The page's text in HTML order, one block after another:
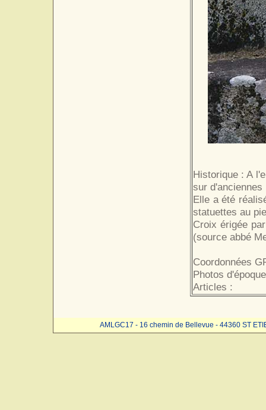
Historique : A
sur
Elle a été
statuettes au
Croix érigée
(source abbé
Coordonnées
Photos
Articles :
AMLGC17 - 16 chemin de Bellevue - 44360 ST